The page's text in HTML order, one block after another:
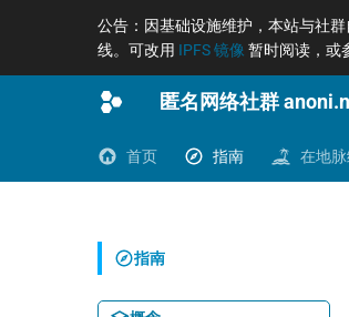
公告：因基础设施维护，本站与社
线。可改用 IPFS 镜像 暂时阅读，或
匿名网络社群
首页 指南 在地
指南